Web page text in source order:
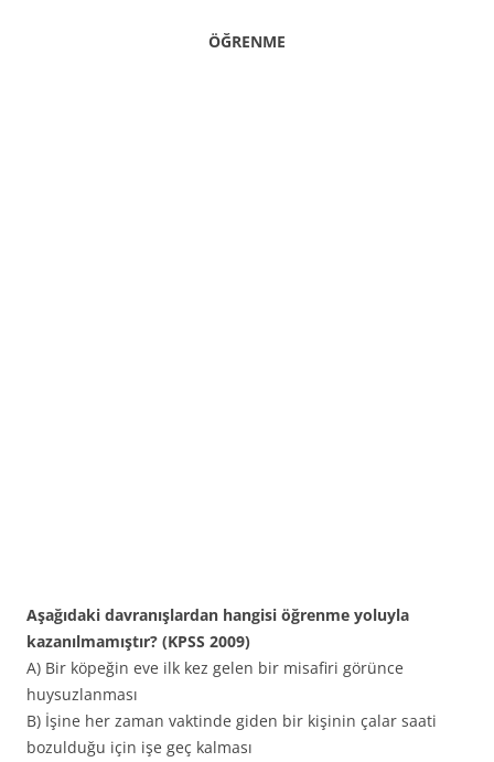
ÖĞRENME
Aşağıdaki davranışlardan hangisi öğrenme yoluyla
kazanılmamıştır? (KPSS 2009)
A) Bir köpeğin eve ilk kez gelen bir misafiri görünce
huysuzlanması
B) İşine her zaman vaktinde giden bir kişinin çalar saati
bozulduğu için işe geç kalması